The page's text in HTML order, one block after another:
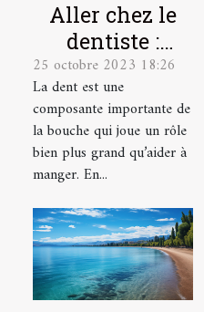
Aller chez le
dentiste :
parlons-en !
25 octobre 2023 18:26
La dent est une
composante importante de
la bouche qui joue un rôle
bien plus grand qu’aider à
manger. En...